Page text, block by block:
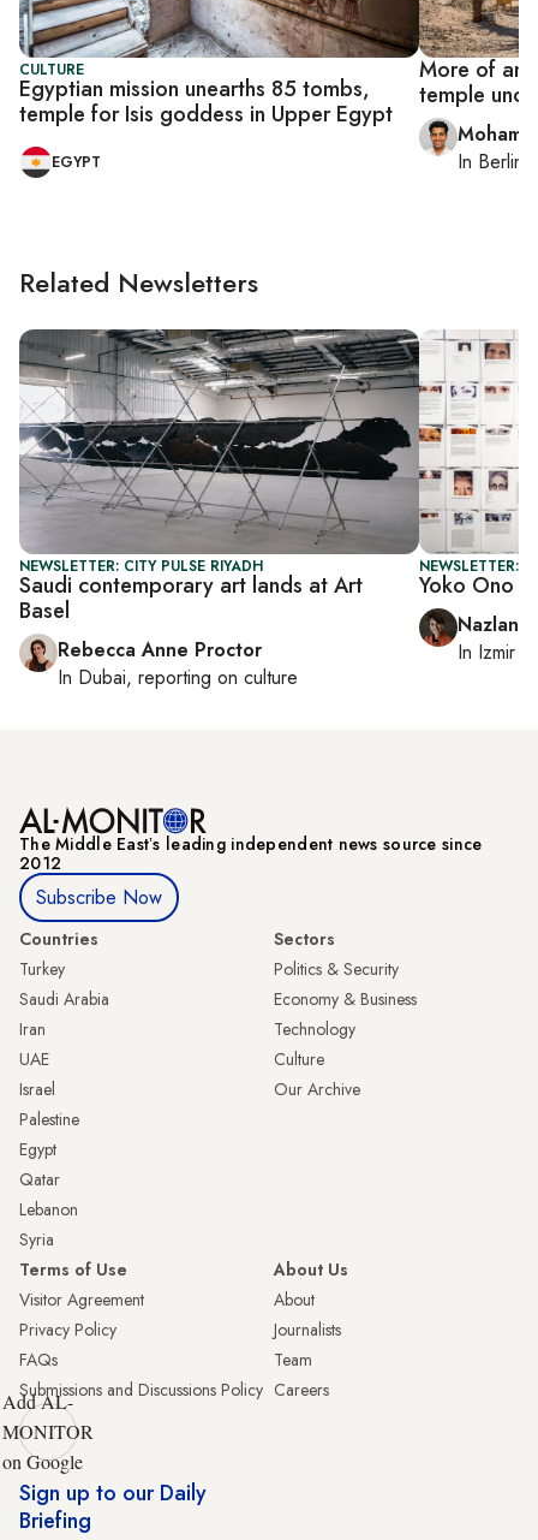
CULTURE
Egyptian mission unearths 85 tombs,
temple for Isis goddess in Upper Egypt
EGYPT
More of
temple
In Berlin
Related Newsletters
NEWSLETTER: CITY PULSE RIYADH
Saudi contemporary art lands at Art
Basel
Rebecca Anne Proctor
In Dubai, reporting on culture
NEWSLETTER:
Yoko Ono
Nazlan
In Izmir
The Middle Eastʼs leading independent news source since
2012
Subscribe Now
Countries
Turkey
Saudi Arabia
Iran
UAE
Israel
Palestine
Egypt
Qatar
Lebanon
Syria
Sectors
Politics & Security
Economy & Business
Technology
Culture
Our Archive
Terms of Use
Visitor Agreement
Privacy Policy
FAQs
Submissions and Discussions Policy
About Us
About
Journalists
Team
Careers
Add AL-
MONITOR
on Google
Sign up to our Daily
Briefing